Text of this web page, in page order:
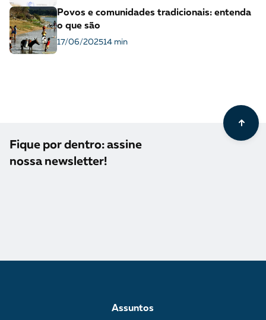
Povos e comunidades tradicionais: entenda
o que são
17/06/202514 min
Fique por dentro: assine
nossa newsletter!
Assuntos